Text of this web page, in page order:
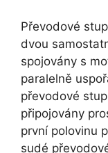
Převodové
dvou
spojovány s
paralelně
převodové
připojovány
první polovinu
sudé